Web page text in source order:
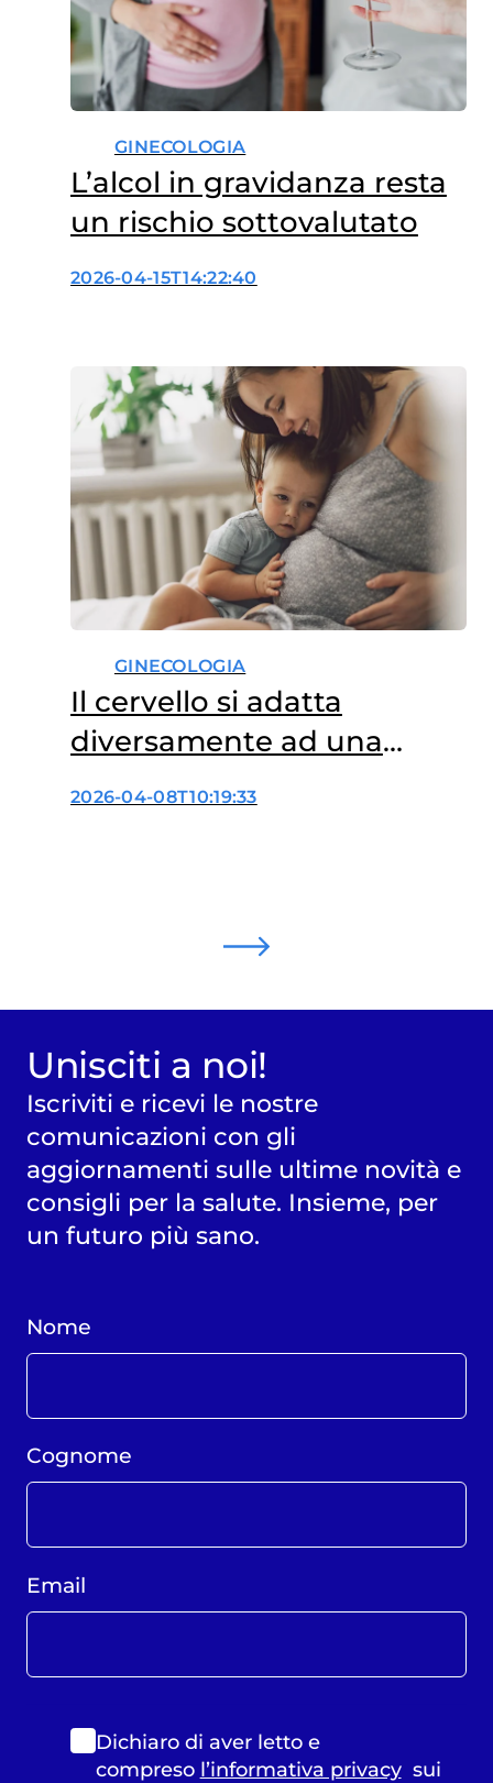
GINECOLOGIA
L’alcol in gravidanza resta
un rischio sottovalutato
2026-04-15T14:22:40
GINECOLOGIA
Il cervello si adatta
diversamente ad una
seconda gravidanza
2026-04-08T10:19:33
Unisciti a noi!
Iscriviti e ricevi le nostre
comunicazioni con gli
aggiornamenti sulle ultime novità e
consigli per la salute. Insieme, per
un futuro più sano.
Nome
Cognome
Email
Dichiaro di aver letto e
compreso l’informativa privacysui